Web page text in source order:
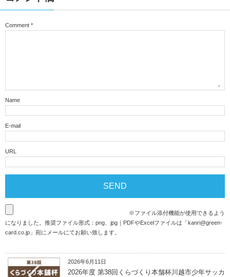
Comment *
Name
E-mail
URL
※ファイル添付機能が使用できるよう
になりました。推奨ファイル形式：png、jpg｜PDFやExcelファイルは「kanri@green-
card.co.jp 」宛にメールにてお願い致します。
2026年6月11日
2026年度 第38回くらづくり本舗杯川越市少年サッカ